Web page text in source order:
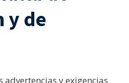
y de
advertencias y exigencias